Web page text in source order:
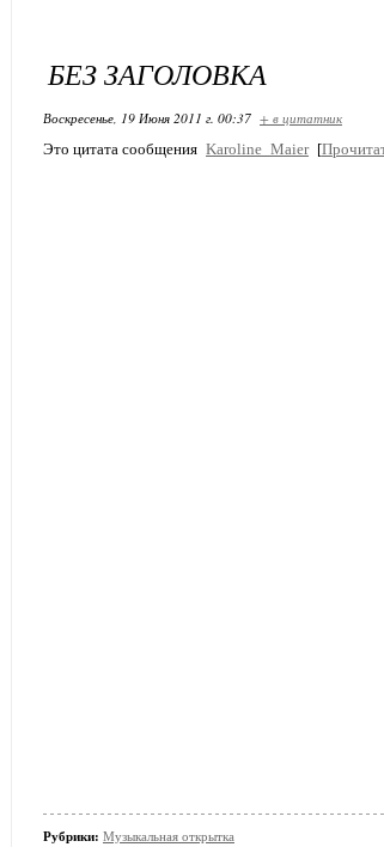
БЕЗ ЗАГОЛОВКА
Воскресенье, 19 Июня 2011 г. 00:37 + в цитатник
Это цитата сообщения Karoline_Maier [
Рубрики: Музыкальная открытка